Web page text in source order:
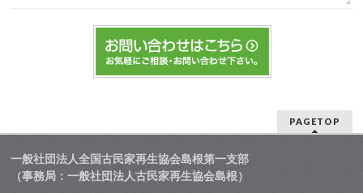
PAGETOP
一般社団法人全国古民家再生協会島根第一支部
（事務局：一般社団法人古民家再生協会島根）